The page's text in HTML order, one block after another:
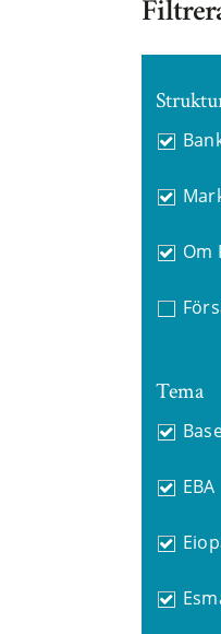
Om
Tema
EBA